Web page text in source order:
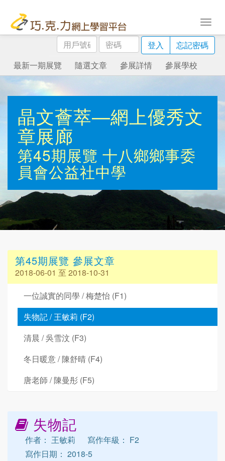
用
戶
號
碼
密
碼
登入
忘記密碼
最新一期展覽
隨選文章 參展詳情 參展學校
晶文薈萃—網上優秀文
章展廊
第45期展覽 十八鄉鄉事委
員會公益社中學
第45期展覽 參展文章
2018-06-01 至 2018-10-31
一位誠實的同學 / 梅楚怡 (F1)
失物記 / 王敏莉 (F2)
清晨 / 吳雪汶 (F3)
冬日暖意 / 陳舒晴 (F4)
唐老師 / 陳曼彤 (F5)
失物記
作者： 王敏莉
寫作年級： F2
寫作日期： 2018-5